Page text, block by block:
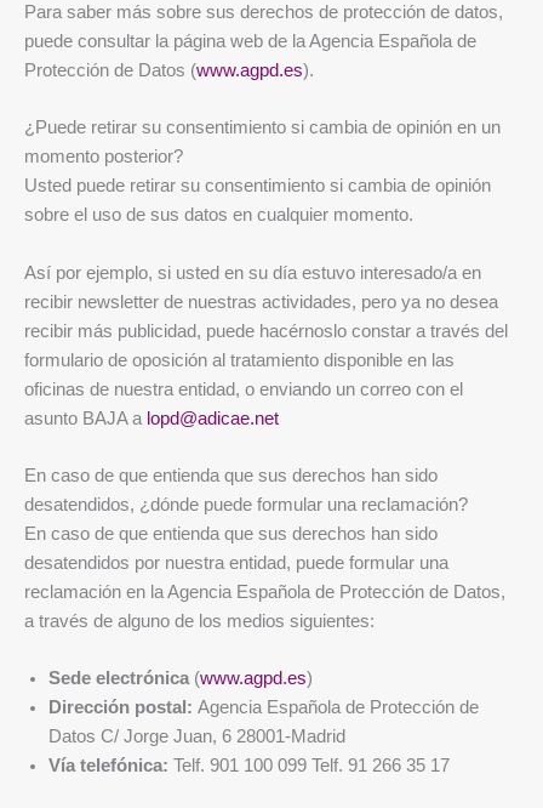
Para saber más sobre sus derechos de protección de datos,
puede consultar la página web de la Agencia Española de
Protección de Datos (www.agpd.es).
¿Puede retirar su consentimiento si cambia de opinión en un
momento posterior?
Usted puede retirar su consentimiento si cambia de opinión
sobre el uso de sus datos en cualquier momento.
Así por ejemplo, si usted en su día estuvo interesado/a en
recibir newsletter de nuestras actividades, pero ya no desea
recibir más publicidad, puede hacérnoslo constar a través del
formulario de oposición al tratamiento disponible en las
oficinas de nuestra entidad, o enviando un correo con el
asunto BAJA a lopd@adicae.net
En caso de que entienda que sus derechos han sido
desatendidos, ¿dónde puede formular una reclamación?
En caso de que entienda que sus derechos han sido
desatendidos por nuestra entidad, puede formular una
reclamación en la Agencia Española de Protección de Datos,
a través de alguno de los medios siguientes:
Sede electrónica(www.agpd.es)
Dirección postal: Agencia Española de Protección de
Datos C/ Jorge Juan, 6 28001-Madrid
Vía telefónica: Telf. 901 100 099 Telf. 91 266 35 17